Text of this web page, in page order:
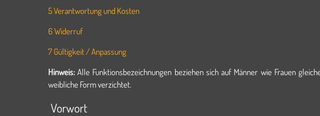
5 Verantwortung und Kosten
6 Widerruf
7 Gültigkeit / Anpassung
Hinweis: Alle Funktionsbezeichnungen beziehen sich auf Männer wie Frauen
weibliche Form verzichtet.
Vorwort